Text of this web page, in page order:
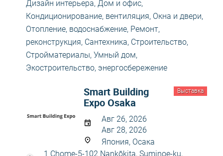
Дизайн интерьера, Дом и офис,
Кондиционирование, вентиляция, Окна и двери,
Отопление, водоснабжение, Ремонт,
реконструкция, Сантехника, Строительство,
Стройматериалы, Умный дом,
Экостроительство, энергосбережение
Выставка
Smart Building
Expo Osaka
Авг 26, 2026
Авг 28, 2026
Япония, Осака
1 Chome-5-102 Nankōkita, Suminoe-ku,